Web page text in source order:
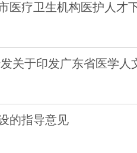
医疗卫生机构医护人才
关于印发广东省医学人
的指导意见